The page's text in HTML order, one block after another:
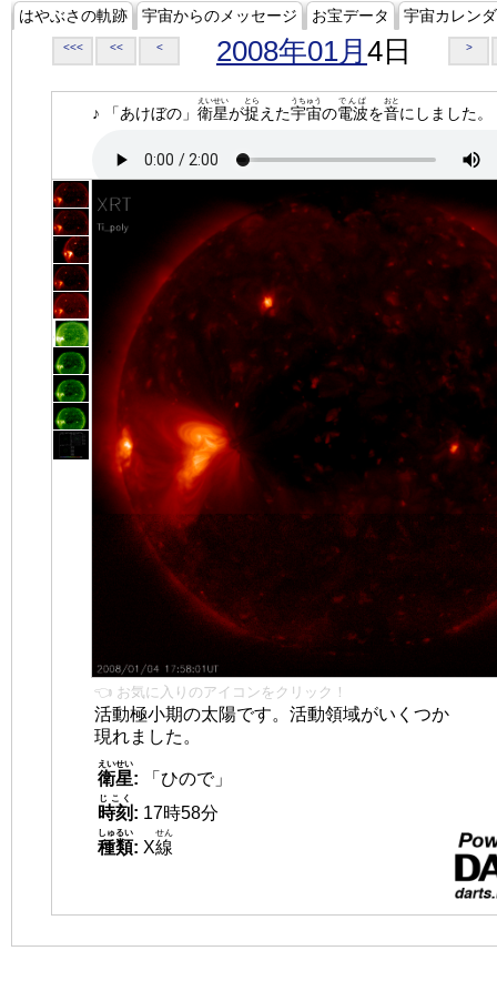
はやぶさの軌跡 宇宙からのメッセージ お宝データ 宇宙カレン
<<< << < 2008年01月 4日 >
♪ 「あけぼの」 衛星
えいせい
が捉
とら
えた宇宙
うちゅう
の電波
でんぱ
を音
おと
にしました。
👈 お気に入りのアイコンをクリック！
活動極小期の太陽です。活動領域がいくつか
現れました。
衛星
えいせい
:
「ひので」
時刻
じこく
: 17時58分
種類
しゅるい
: X線
せん